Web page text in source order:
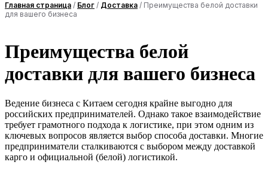
Главная страница / Блог / Доставка / Преимущества белой доставки
для вашего бизнеса
Преимущества белой
доставки для вашего бизнеса
Ведение бизнеса с Китаем сегодня крайне выгодно для
российских предпринимателей. Однако такое взаимодействие
требует грамотного подхода к логистике, при этом одним из
ключевых вопросов является выбор способа доставки. Многие
предприниматели сталкиваются с выбором между доставкой
карго и официальной (белой) логистикой.